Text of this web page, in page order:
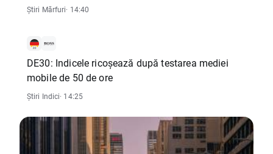
Știri Mărfuri· 14:40
DE30: Indicele ricoșează după testarea mediei
mobile de 50 de ore
Știri Indici· 14:25